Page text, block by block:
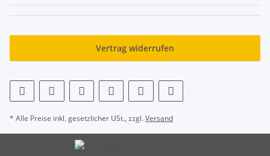
Vertrag widerrufen
* Alle Preise inkl. gesetzlicher USt., zzgl.Versand